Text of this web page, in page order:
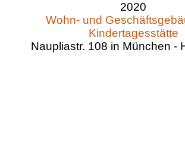
2020
Wohn- und
Kindertagesstätte
Naupliastr. 108 in München -